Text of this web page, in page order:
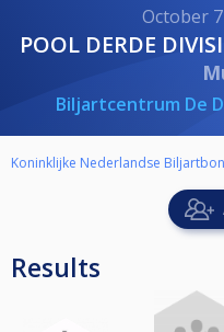
October
POOL DERDE
Biljartcentrum De
Koninklijke Nederlandse
Results